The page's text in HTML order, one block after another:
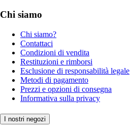
Chi siamo
Chi siamo?
Contattaci
Condizioni di vendita
Restituzioni e rimborsi
Esclusione di responsabilità legale
Metodi di pagamento
Prezzi e opzioni di consegna
Informativa sulla privacy
I nostri negozi